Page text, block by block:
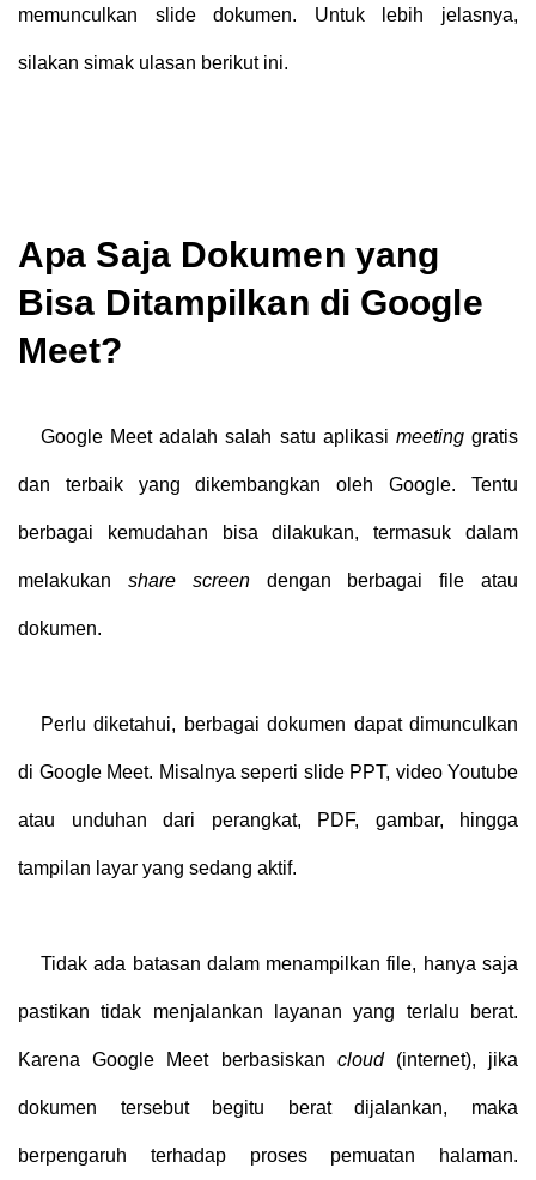
memunculkan slide dokumen. Untuk lebih jelasnya,
silakan simak ulasan berikut ini.
Apa Saja Dokumen yang
Bisa Ditampilkan di Google
Meet?
Google Meet adalah salah satu aplikasi meetinggratis
dan terbaik yang dikembangkan oleh Google. Tentu
berbagai kemudahan bisa dilakukan, termasuk dalam
melakukan share screendengan berbagai file atau
dokumen.
Perlu diketahui, berbagai dokumen dapat dimunculkan
di Google Meet. Misalnya seperti slide PPT, video Youtube
atau unduhan dari perangkat, PDF, gambar, hingga
tampilan layar yang sedang aktif.
Tidak ada batasan dalam menampilkan file, hanya saja
pastikan tidak menjalankan layanan yang terlalu berat.
Karena Google Meet berbasiskan cloud(internet), jika
dokumen tersebut begitu berat dijalankan, maka
berpengaruh terhadap proses pemuatan halaman.